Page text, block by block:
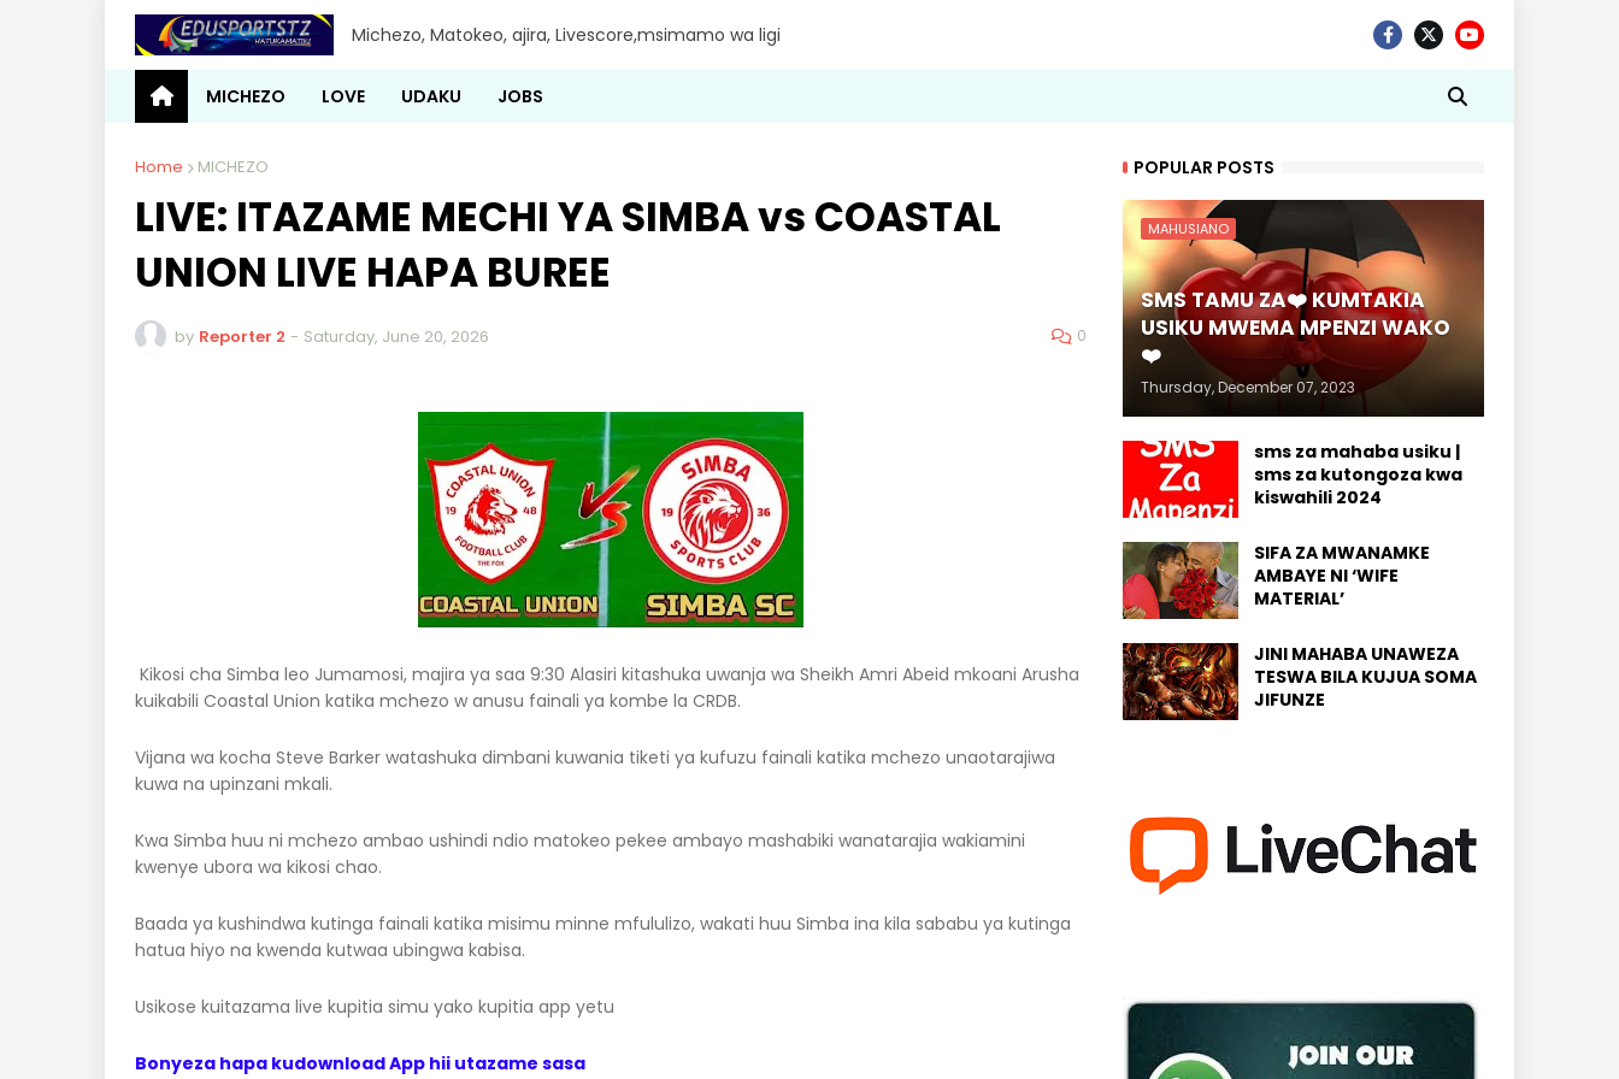
Michezo, Matokeo, ajira, Livescore,msimamo wa ligi
MICHEZO LOVE UDAKU JOBS
Home MICHEZO
LIVE: ITAZAME MECHI YA SIMBA vs COASTAL
UNION LIVE HAPA BUREE
by Reporter 2 - Saturday, June 20, 2026 0
Kikosi cha Simba leo Jumamosi, majira ya saa 9:30 Alasiri kitashuka uwanja wa Sheikh Amri Abeid mkoani Arusha
kuikabili Coastal Union katika mchezo w anusu fainali ya kombe la CRDB.
Vijana wa kocha Steve Barker watashuka dimbani kuwania tiketi ya kufuzu fainali katika mchezo unaotarajiwa
kuwa na upinzani mkali.
Kwa Simba huu ni mchezo ambao ushindi ndio matokeo pekee ambayo mashabiki wanatarajia wakiamini
kwenye ubora wa kikosi chao.
Baada ya kushindwa kutinga fainali katika misimu minne mfululizo, wakati huu Simba ina kila sababu ya kutinga
hatua hiyo na kwenda kutwaa ubingwa kabisa.
Usikose kuitazama live kupitia simu yako kupitia app yetu
Bonyeza hapa kudownload App hii utazame sasa
POPULAR POSTS
MAHUSIANO
SMS TAMU ZA❤️ KUMTAKIA
USIKU MWEMA MPENZI WAKO
❤️
Thursday, December 07, 2023
sms za mahaba usiku |
sms za kutongoza kwa
kiswahili 2024
SIFA ZA MWANAMKE
AMBAYE NI ‘WIFE
MATERIAL’
JINI MAHABA UNAWEZA
TESWA BILA KUJUA SOMA
JIFUNZE